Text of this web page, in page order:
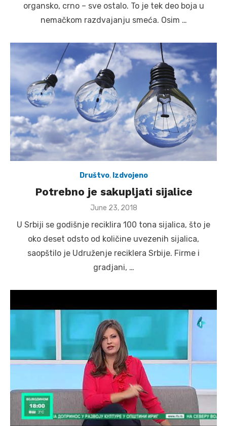
organsko, crno – sve ostalo. To je tek deo boja u
nemačkom razdvajanju smeća. Osim …
Društvo, Izdvojeno
Potrebno je sakupljati sijalice
Posted
June 23, 2018
U Srbiji se godišnje reciklira 100 tona sijalica, što je
oko deset odsto od količine uvezenih sijalica,
saopštilo je Udruženje reciklera Srbije. Firme i
gradjani, …